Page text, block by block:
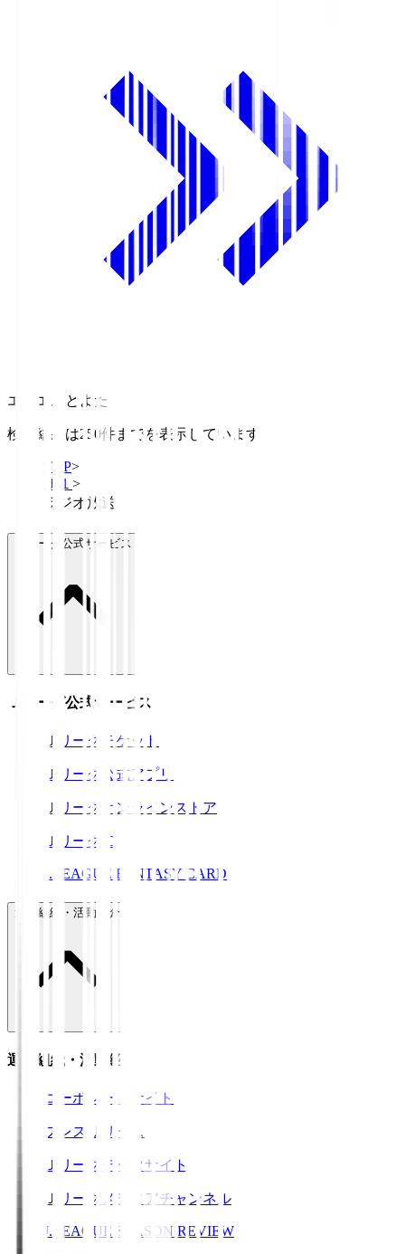
エフエムとよた
検索結果は250件までを表示しています
TOP>
Ｊ１ >
ラジオ放送
Ｊリーグ公式サービス
Ｊリーグ公式サービス
Ｊリーグチケット
Ｊリーグ公式アプリ
Ｊリーグオンラインストア
ＪリーグID
J.LEAGUE FANTASY CARD
運営組織・活動紹介
運営組織・活動紹介
コーポレートサイト
プレスリリース
Ｊリーグデータサイト
Ｊリーグメディアチャンネル
J.LEAGUE SEASON REVIEW